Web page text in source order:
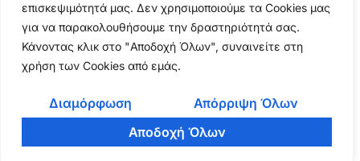
επισκεψιμότητά μας. Δεν χρησιμοποιούμε τα Cookies μας
για να παρακολουθήσουμε την δραστηριότητά σας.
Κάνοντας κλικ στο "Αποδοχή Όλων", συναινείτε στη
χρήση των Cookies από εμάς.
Διαμόρφωση
Απόρριψη Όλων
Αποδοχή Όλων